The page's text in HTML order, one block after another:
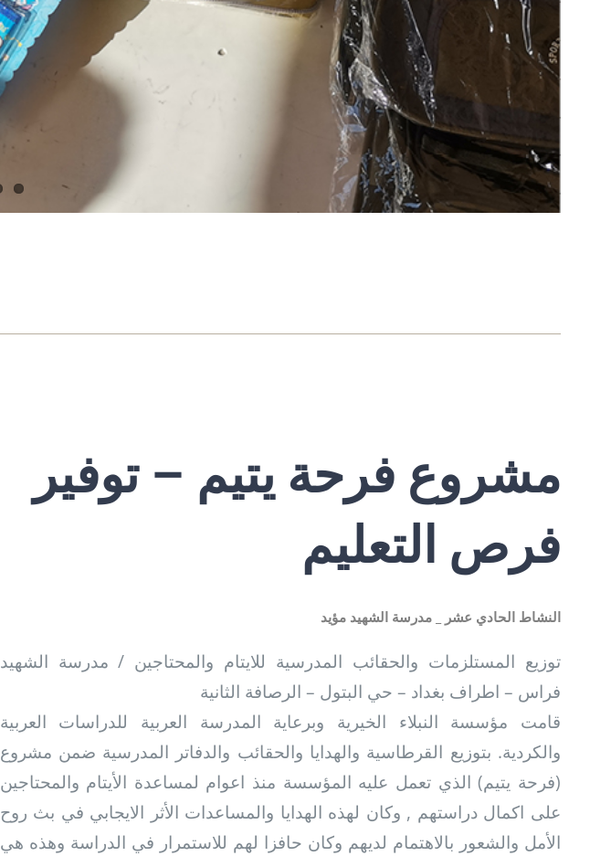
مشروع فرحة يتيم – توفير
فرص التعليم
النشاط الحادي عشر _ مدرسة الشهيد مؤيد
توزيع المستلزمات والحقائب المدرسية للايتام والمحتاجين / مدرسة الشهيد
فراس – اطراف بغداد – حي البتول – الرصافة الثانية
قامت مؤسسة النبلاء الخيرية وبرعاية المدرسة العربية للدراسات العربية
والكردية. بتوزيع القرطاسية والهدايا والحقائب والدفاتر المدرسية ضمن مشروع
(فرحة يتيم) الذي تعمل عليه المؤسسة منذ اعوام لمساعدة الأيتام والمحتاجين
على اكمال دراستهم , وكان لهذه الهدايا والمساعدات الأثر الايجابي في بث روح
الأمل والشعور بالاهتمام لديهم وكان حافزا لهم للاستمرار في الدراسة وهذه هي